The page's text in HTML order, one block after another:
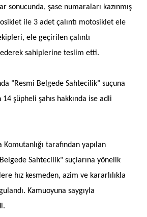
sonucunda, şase numaraları kazınmış
ile 3 adet çalıntı motosiklet ele
ele geçirilen çalıntı
sahiplerine teslim etti.
"Resmi Belgede Sahtecilik" suçuna
14 şüpheli şahıs hakkında ise adli
tarafından yapılan
Sahtecilik" suçlarına yönelik
hız kesmeden, azim ve kararlılıkla
Kamuoyuna saygıyla